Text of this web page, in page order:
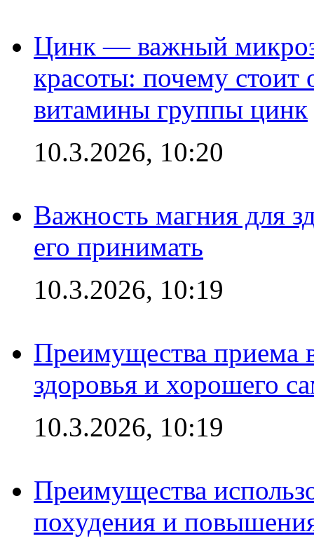
Цинк — важный
красоты: почему стоит
витамины группы цинк
10.3.2026, 10:20
Важность магния для
его принимать
10.3.2026, 10:19
Преимущества приема
здоровья и хорошего
10.3.2026, 10:19
Преимущества
похудения и